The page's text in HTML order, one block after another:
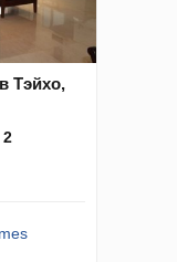
Тэйхо,
2